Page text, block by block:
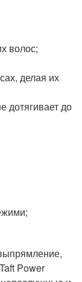
волос;
делая их
дотягивает до
Power